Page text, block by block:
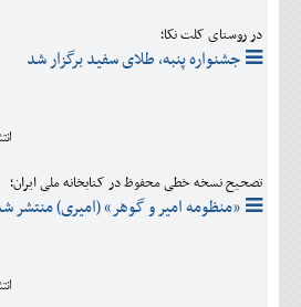
در روستای کلت نکا؛
جشنواره پنبه، طلای سفید برگزار شد
تصحیح نسخه خطی محفوظ در کتابخانه ملی ایران؛
«منظومه امیر و گوهر» (امیری) منتشر